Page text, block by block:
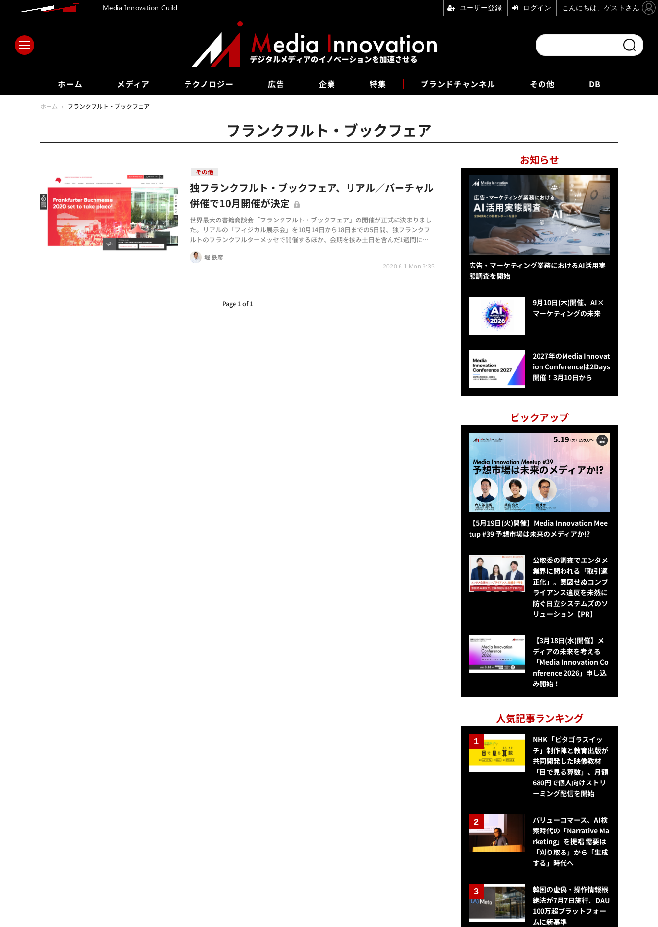
ホーム メディア テクノロジー 広告 企業 特集 ブランドチャンネル
フォーエム その他 DB
ホーム › フランクフルト・ブックフェア
フランクフルト・ブックフェア
その他
2020.6.1 Mon 9:35
独フランクフルト・ブックフェア、リアル／バーチャル
併催で10月開催が決定
世界最大の書籍商談会「フランクフルト・ブックフェア」の開催が正式に決まりまし
た。リアルの「フィジカル展示会」を10月14日から18日までの5日間、独フランクフ
ルトのフランクフルターメッセで開催するほか、会期を挟み土日を含んだ1週間にわ
たって大規模な「バーチャ…
堀 鉄彦
Page 1 of 1
お知らせ
広告・マーケティング業務におけるAI活用実
態調査を開始
9月10日(木)開催、AI×
マーケティングの未来
2027年のMedia Innovat
ion Conferenceは2Days
開催！3月10日から
ピックアップ
【5月19日(火)開催】Media Innovation Mee
tup #39 予想市場は未来のメディアか!?
公​​取委の調査でエンタメ
業界に問われる「取引適
正化」。意図せぬコンプ
ライアンス違反を未然に
防ぐ日立システムズのソ
リューション​【PR】
【3月18日(水)開催】メ
ディアの未来を考える
「Media Innovation Co
nference 2026」申し込
み開始！
人気記事ランキング
NHK「ピタゴラスイッ
チ」制作陣と教育出版が
共同開発した映像教材
「目で見る算数」、月額
680円で個人向けストリ
ーミング配信を開始
バリューコマース、AI検
索時代の「Narrative Ma
rketing」を提唱 需要は
「刈り取る」から「生成
する」時代へ
韓国の虚偽・操作情報根
絶法が7月7日施行、DAU
100万超プラットフォー
ムに新基準
Media Innovation Guild ユーザー登録 ログイン こんにちは、ゲストさん